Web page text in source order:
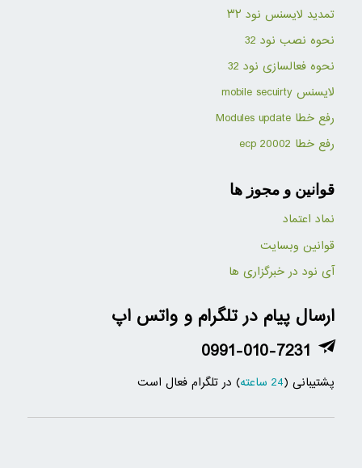
تمدید لایسنس نود ۳۲
نحوه نصب نود 32
نحوه فعالسازی نود 32
لایسنس mobile secuirty
رفع خطا Modules update
رفع خطا ecp 20002
قوانین و مجوز ها
نماد اعتماد
قوانین وبسایت
آی نود در خبرگزاری ها
ارسال پیام در تلگرام و واتس اپ
0991-010-7231
پشتیبانی (24 ساعته ) در تلگرام فعال است